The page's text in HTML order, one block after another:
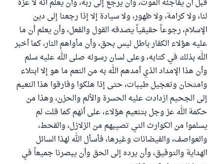
قبل أن يفاجئه الموت، وأن يرجع إلى ربه، وأن يعلم أنه لا عزة
لنا، ولا كرامة، ولا ظهور، ولا سيادة إلا إذا رجعنا إلى دين
الإسلام، رجوعاً حقيقياً يصدقه القول والفعل، وأن يعلم أن ما
عليه هؤلاء الكفار باطل ليس بحق، وأن مأواهم النار، كما أخبر
الله بذلك في كتابه، وعلى لسان رسوله صلى الله عليه سلم
وأن هذا الإمداد الذي أمدهم الله به من النعم ما هو إلا ابتلاء
وامتحان وتعجيل طيبات، حتى إذا هلكوا وفارقوا هذا النعيم
إلى الجحيم ازدادت عليه الحسرة والألم والحزن، وهذا من
حكمة الله عز وجل بتنعيم هؤلاء، على أنهم كما قلت لم
يسلموا من الكوارث التي تصيبهم من الزلازل، والقحط،
والعواصف، والفيضانات وغيرها، فأسأل الله لهذا السائل
الهداية والتوفيق، وأن يرده إلى الحق وأن يبصرنا جميعاً في